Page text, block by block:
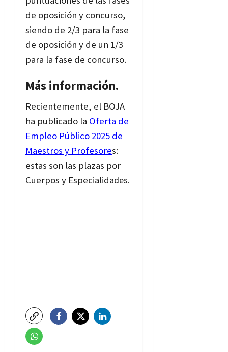
de oposición y concurso,
siendo de 2/3 para la fase
de oposición y de un 1/3
para la fase de concurso.
Más información.
Recientemente, el BOJA
ha publicado la Oferta de
Empleo Público 2025 de
Maestros y Profesores:
estas son las plazas por
Cuerpos y Especialidades.